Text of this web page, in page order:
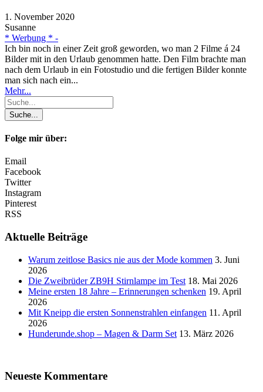
1. November 2020
Susanne
* Werbung * -
Ich bin noch in einer Zeit groß geworden, wo man 2 Filme á 24
Bilder mit in den Urlaub genommen hatte. Den Film brachte man
nach dem Urlaub in ein Fotostudio und die fertigen Bilder konnte
man sich nach ein...
Mehr...
Folge mir über:
Email
Facebook
Twitter
Instagram
Pinterest
RSS
Aktuelle Beiträge
Warum zeitlose Basics nie aus der Mode kommen 3. Juni
2026
Die Zweibrüder ZB9H Stirnlampe im Test 18. Mai 2026
Meine ersten 18 Jahre – Erinnerungen schenken 19. April
2026
Mit Kneipp die ersten Sonnenstrahlen einfangen 11. April
2026
Hunderunde.shop – Magen & Darm Set 13. März 2026
Neueste Kommentare